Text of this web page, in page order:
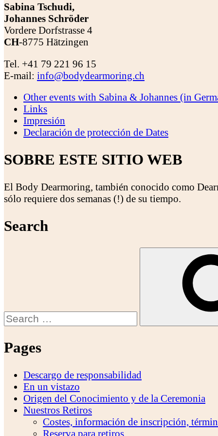
Sabina Tschudi,
Johannes Schröder
Vordere Dorfstrasse 4
CH-8775 Hätzingen
Tel. +41 79 221 96 15
E-mail: info@bodydearmoring.ch
Other events with Sabina & Johannes (in
Links
Impresión
Declaración de protección de Dates
SOBRE ESTE SITIO WEB
El Body Dearmoring, también conocido como
sólo requiere dos semanas (!) de su tiempo.
Search
Pages
Descargo de responsabilidad
En un vistazo
Origen del Conocimiento y de la Ceremonia
Nuestros Retiros
Costes, información de inscripción,
Reserva para retiros